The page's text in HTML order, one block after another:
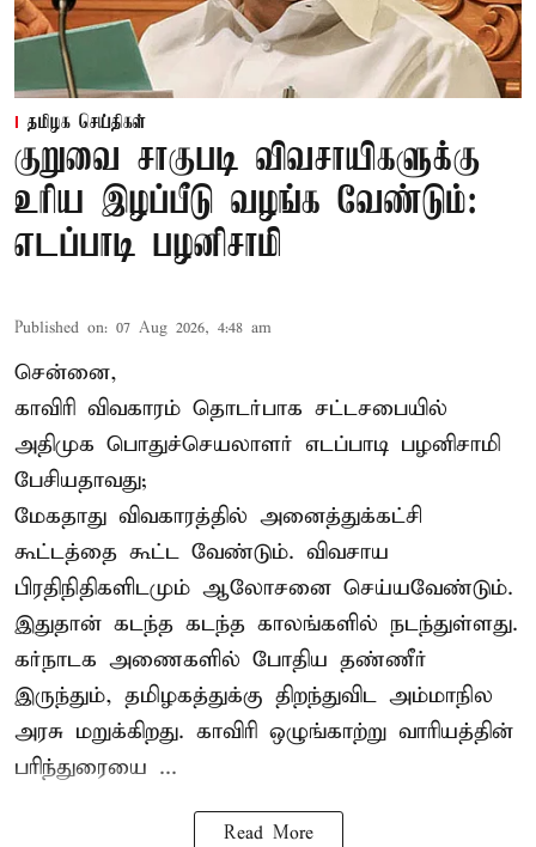
தமிழக செய்திகள்
குறுவை சாகுபடி விவசாயிகளுக்கு
உரிய இழப்பீடு வழங்க வேண்டும்:
எடப்பாடி பழனிசாமி
Published on: 07 Aug 2026, 4:48 am
சென்னை,
காவிரி விவகாரம் தொடர்பாக சட்டசபையில்
அதிமுக பொதுச்செயலாளர் எடப்பாடி பழனிசாமி
பேசியதாவது;
மேகதாது விவகாரத்தில் அனைத்துக்கட்சி
கூட்டத்தை கூட்ட வேண்டும். விவசாய
பிரதிநிதிகளிடமும் ஆலோசனை செய்யவேண்டும்.
இதுதான் கடந்த கடந்த காலங்களில் நடந்துள்ளது.
கர்நாடக அணைகளில் போதிய தண்ணீர்
இருந்தும், தமிழகத்துக்கு திறந்துவிட அம்மாநில
அரசு மறுக்கிறது. காவிரி ஒழுங்காற்று வாரியத்தின்
பரிந்துரையை ...
Read More